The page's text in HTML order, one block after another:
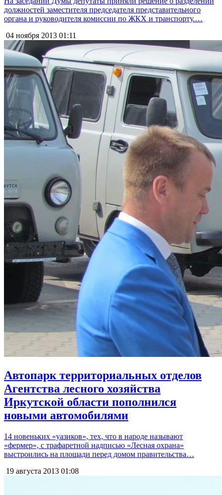
должностей заместителя председателя представительного
органа и руководителя комиссии по ЖКХ и транспорту.…
04 ноября 2013 01:11
Автопарк территориальных отделов
Агентства лесного хозяйства
Иркутской области пополнился
новыми автомобилями
14 новеньких «уазиков», тех, что в народе называют
«фермер», с трафаретной надписью «Лесная охрана»
выстроились на площади перед домом правительства…
19 августа 2013 01:08